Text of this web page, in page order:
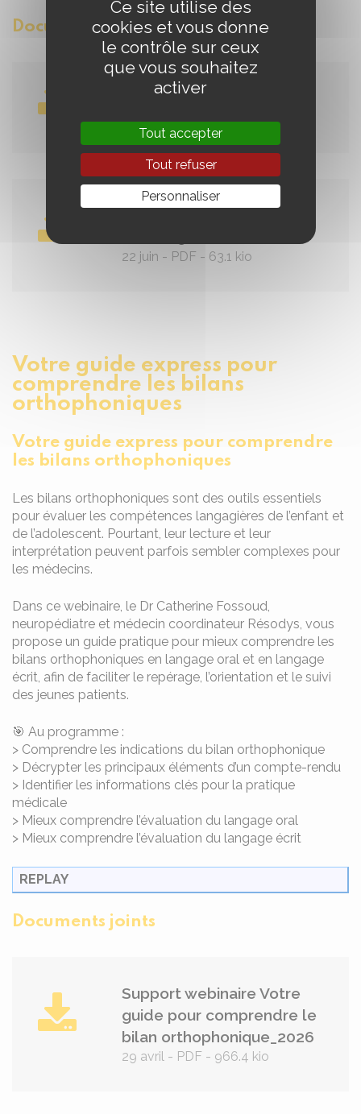
Documents joints
PPT WEB TDAH 150626
22 juin-PDF-828.5 kio
22 juin - PDF - 63.1 kio
Votre guide express pour
comprendre les bilans
orthophoniques
Votre guide express pour comprendre
les bilans orthophoniques
Les bilans orthophoniques sont des outils essentiels
pour évaluer les compétences langagières de l’enfant et
de l’adolescent. Pourtant, leur lecture et leur
interprétation peuvent parfois sembler complexes pour
les médecins.
Dans ce webinaire, le Dr Catherine Fossoud,
neuropédiatre et médecin coordinateur Résodys, vous
propose un guide pratique pour mieux comprendre les
bilans orthophoniques en langage oral et en langage
écrit, afin de faciliter le repérage, l’orientation et le suivi
des jeunes patients.
🎯 Au programme :
> Comprendre les indications du bilan orthophonique
> Décrypter les principaux éléments d’un compte-rendu
> Identifier les informations clés pour la pratique
médicale
> Mieux comprendre l’évaluation du langage oral
> Mieux comprendre l’évaluation du langage écrit
REPLAY
Documents joints
Support webinaire Votre
guide pour comprendre le
bilan orthophonique_2026
29 avril - PDF - 966.4 kio
Ce site utilise des
cookies et vous donne
le contrôle sur ceux
que vous souhaitez
activer
Tout accepter
Tout refuser
Personnaliser